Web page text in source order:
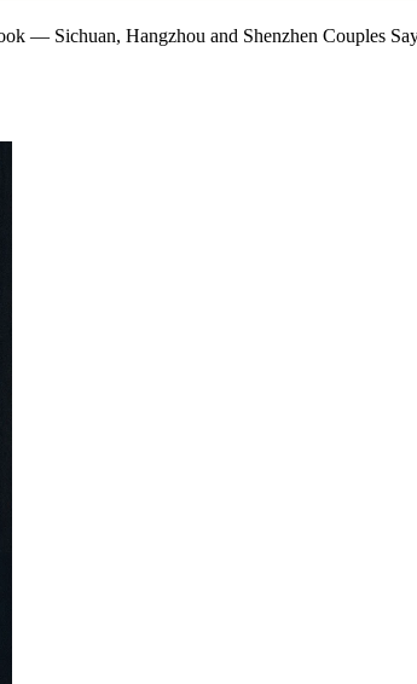
— Sichuan, Hangzhou and Shenzhen Couples